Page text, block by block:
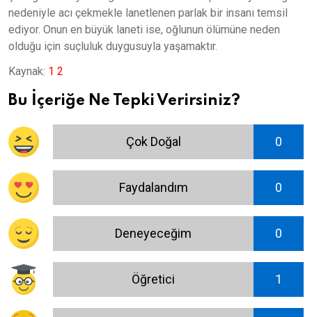
nedeniyle acı çekmekle lanetlenen parlak bir insanı temsil
ediyor. Onun en büyük laneti ise, oğlunun ölümüne neden
olduğu için suçluluk duygusuyla yaşamaktır.
Kaynak: 1 2
Bu İçeriğe Ne Tepki Verirsiniz?
Çok Doğal 0
Faydalandım 0
Deneyeceğim 0
Öğretici 1